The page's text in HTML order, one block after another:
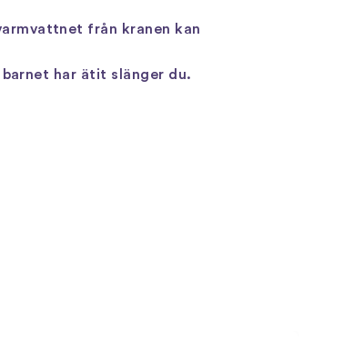
från kranen kan
har ätit slänger du.